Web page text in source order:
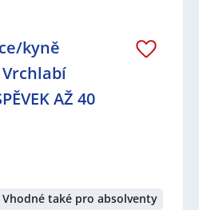
kyně
Vrchlabí
AŽ 40
Vhodné také pro absolventy